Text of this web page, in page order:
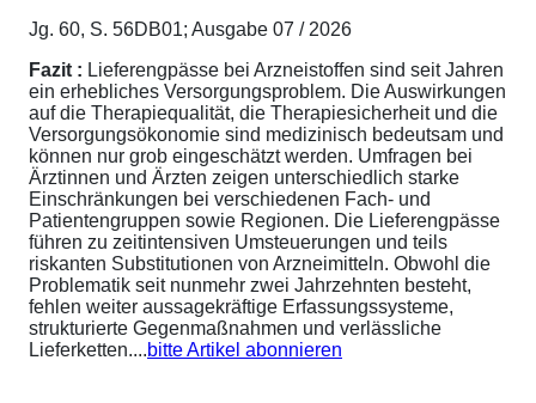
Jg. 60, S. 56DB01; Ausgabe 07 / 2026
Fazit : Lieferengpässe bei Arzneistoffen sind seit Jahren
ein erhebliches Versorgungsproblem. Die Auswirkungen
auf die Therapiequalität, die Therapiesicherheit und die
Versorgungsökonomie sind medizinisch bedeutsam und
können nur grob eingeschätzt werden. Umfragen bei
Ärztinnen und Ärzten zeigen unterschiedlich starke
Einschränkungen bei verschiedenen Fach- und
Patientengruppen sowie Regionen. Die Lieferengpässe
führen zu zeitintensiven Umsteuerungen und teils
riskanten Substitutionen von Arzneimitteln. Obwohl die
Problematik seit nunmehr zwei Jahrzehnten besteht,
fehlen weiter aussagekräftige Erfassungssysteme,
strukturierte Gegenmaßnahmen und verlässliche
Lieferketten....bitte Artikel abonnieren